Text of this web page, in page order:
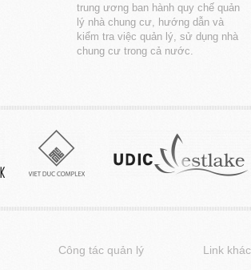
trung ương ban hành quy chế quản
lý nhà chung cư, hướng dẫn và
kiểm tra việc quản lý, sử dụng nhà
chung cư trong cả nước.
Công tác quản lý Link khác